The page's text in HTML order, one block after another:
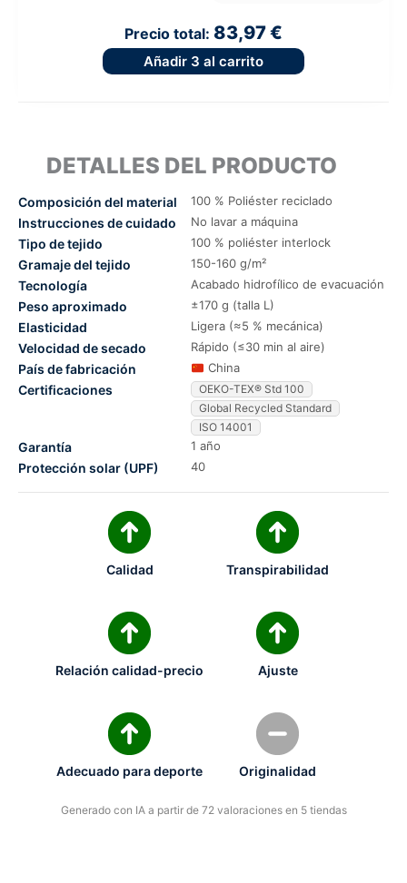
Precio total: 83,97 €
Añadir 3 al carrito
DETALLES DEL PRODUCTO
Composición del material 100 % Poliéster reciclado
Instrucciones de cuidado No lavar a máquina
Tipo de tejido 100 % poliéster interlock
Gramaje del tejido 150-160 g/m²
Tecnología Acabado hidrofílico de evacuación
Peso aproximado ±170 g (talla L)
Elasticidad Ligera (≈5 % mecánica)
Velocidad de secado Rápido (≤30 min al aire)
País de fabricación China
Certificaciones
OEKO-TEX® Std 100
Global Recycled Standard
ISO 14001
Garantía 1 año
Protección solar (UPF) 40
Calidad Transpirabilidad
Relación calidad-precio Ajuste
Adecuado para deporte Originalidad
Generado con IA a partir de 72 valoraciones en 5 tiendas